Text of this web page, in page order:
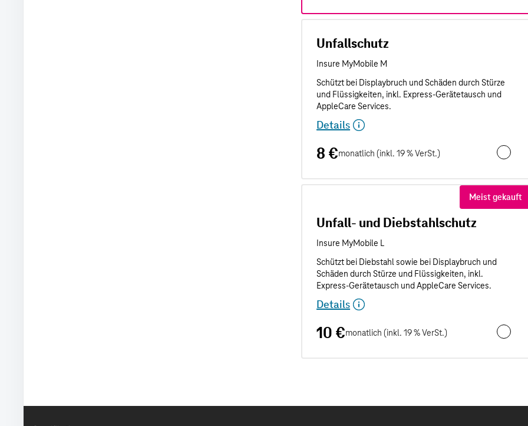
Unfallschutz
Details
8 €monatlich (inkl. 19 % VerSt.)
Meist gekauft
Unfall- und Diebstahlschutz
Details
10 €monatlich (inkl. 19 % VerSt.) Unfall-